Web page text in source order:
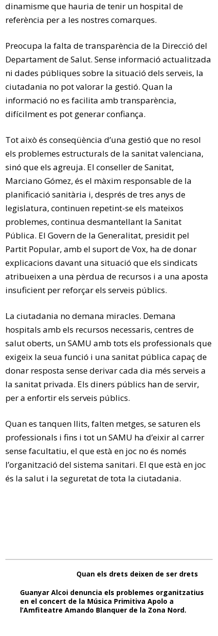
dinamisme que hauria de tenir un hospital de
referència per a les nostres comarques.
Preocupa la falta de transparència de la Direcció del
Departament de Salut. Sense informació actualitzada
ni dades públiques sobre la situació dels serveis, la
ciutadania no pot valorar la gestió. Quan la
informació no es facilita amb transparència,
difícilment es pot generar confiança.
Tot això és conseqüència d’una gestió que no resol
els problemes estructurals de la sanitat valenciana,
sinó que els agreuja. El conseller de Sanitat,
Marciano Gómez, és el màxim responsable de la
planificació sanitària i, després de tres anys de
legislatura, continuen repetint-se els mateixos
problemes, continua desmantellant la Sanitat
Pública. El Govern de la Generalitat, presidit pel
Partit Popular, amb el suport de Vox, ha de donar
explicacions davant una situació que els sindicats
atribueixen a una pèrdua de recursos i a una aposta
insuficient per reforçar els serveis públics.
La ciutadania no demana miracles. Demana
hospitals amb els recursos necessaris, centres de
salut oberts, un SAMU amb tots els professionals que
exigeix la seua funció i una sanitat pública capaç de
donar resposta sense derivar cada dia més serveis a
la sanitat privada. Els diners públics han de servir,
per a enfortir els serveis públics.
Quan es tanquen llits, falten metges, se saturen els
professionals i fins i tot un SAMU ha d’eixir al carrer
sense facultatiu, el que està en joc no és només
l’organització del sistema sanitari. El que està en joc
és la salut i la seguretat de tota la ciutadania.
Quan els drets deixen de ser drets
Guanyar Alcoi denuncia els problemes organitzatius
en el concert de la Música Primitiva Apolo a
l’Amfiteatre Amando Blanquer de la Zona Nord.